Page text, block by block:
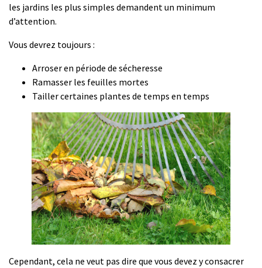
les jardins les plus simples demandent un minimum
d’attention.
Vous devrez toujours :
Arroser en période de sécheresse
Ramasser les feuilles mortes
Tailler certaines plantes de temps en temps
Cependant, cela ne veut pas dire que vous devez y consacrer